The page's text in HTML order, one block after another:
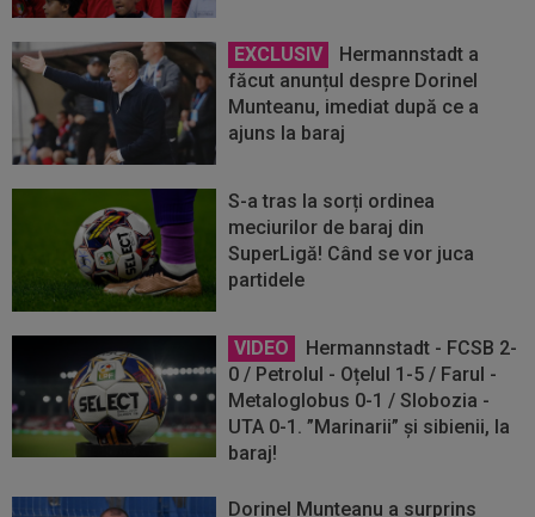
EXCLUSIV
Hermannstadt a
făcut anunțul despre Dorinel
Munteanu, imediat după ce a
ajuns la baraj
S-a tras la sorți ordinea
meciurilor de baraj din
SuperLigă! Când se vor juca
partidele
VIDEO
Hermannstadt - FCSB 2-
0 / Petrolul - Oțelul 1-5 / Farul -
Metaloglobus 0-1 / Slobozia -
UTA 0-1. ”Marinarii” și sibienii, la
baraj!
Dorinel Munteanu a surprins